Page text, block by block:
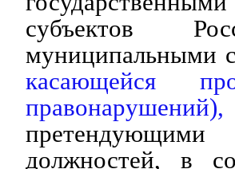
субъектов
муниципальными
касающейся
должностей, в